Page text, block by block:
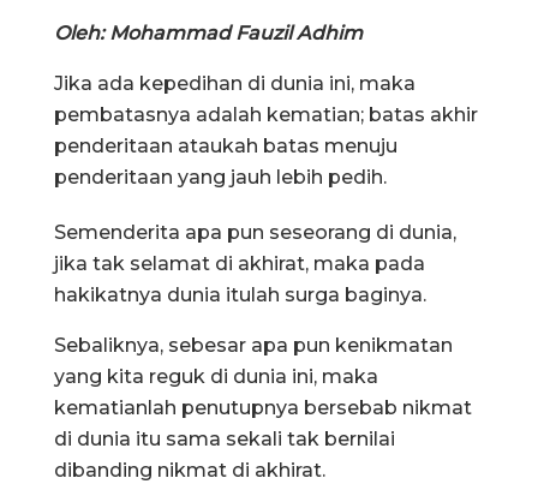
Oleh: Mohammad Fauzil Adhim
Jika ada kepedihan di dunia ini, maka
pembatasnya adalah kematian; batas akhir
penderitaan ataukah batas menuju
penderitaan yang jauh lebih pedih.
Semenderita apa pun seseorang di dunia,
jika tak selamat di akhirat, maka pada
hakikatnya dunia itulah surga baginya.
Sebaliknya, sebesar apa pun kenikmatan
yang kita reguk di dunia ini, maka
kematianlah penutupnya bersebab nikmat
di dunia itu sama sekali tak bernilai
dibanding nikmat di akhirat.